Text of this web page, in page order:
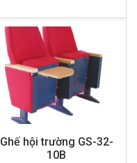
Ghế hội trường GS-32-
10B